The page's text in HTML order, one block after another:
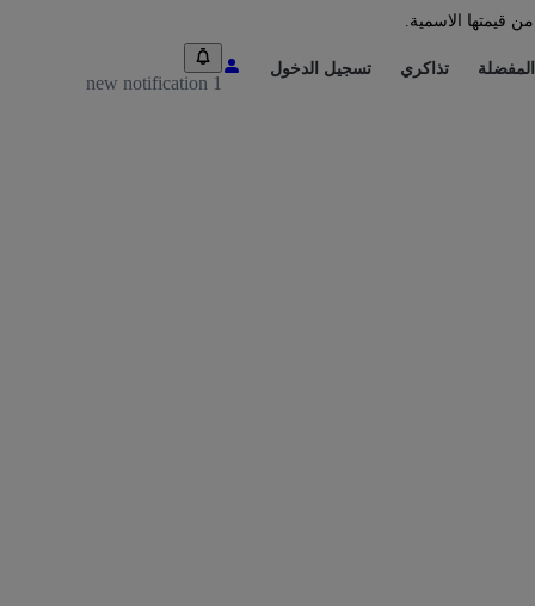
قيمتها الاسمية.
المفضلة تذاكري تسجيل الدخول
1 new notification